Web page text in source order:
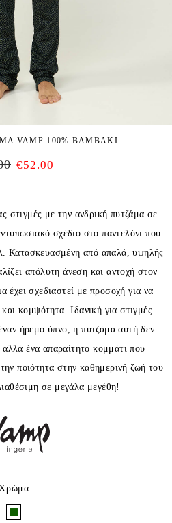
VAMP 100% ΒΑΜΒΑΚΙ
€52.00
στιγμές με την ανδρική πυτζάμα σε
σχέδιο στο παντελόνι που
Κατασκευασμένη από απαλά, υψηλής
απόλυτη άνεση και αντοχή στον
έχει σχεδιαστεί με προσοχή για να
κομψότητα. Ιδανική για στιγμές
ήρεμο ύπνο, η πυτζάμα αυτή δεν
ένα απαραίτητο κομμάτι που
ποιότητα στην καθημερινή ζωή του
σε μεγάλα μεγέθη!
: